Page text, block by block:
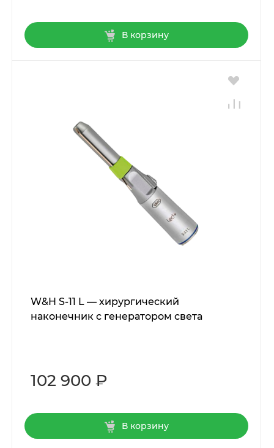
В корзину
W&H S-11 L — хирургический
наконечник с генератором света
102 900 ₽
В корзину